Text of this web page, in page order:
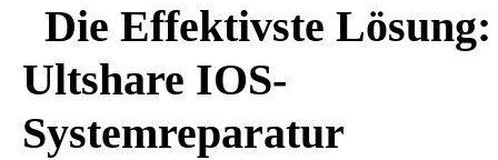
Die Effektivste Lösung:
Ultshare IOS-
Systemreparatur